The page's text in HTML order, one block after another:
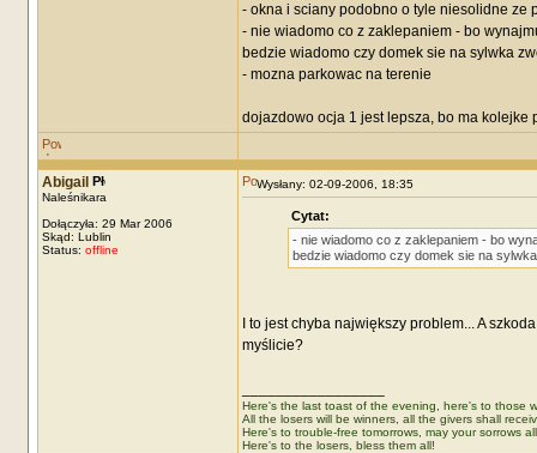
- okna i sciany podobno o tyle niesolidne ze
- nie wiadomo co z zaklepaniem - bo
bedzie wiadomo czy domek sie na sylwka
- mozna parkowac na terenie
dojazdowo ocja 1 jest lepsza, bo ma kolejke
Abigail
Naleśnikara
Dołączyła: 29 Mar 2006
Skąd: Lublin
Status: offline
Wysłany: 02-09-2006, 18:35
Cytat:
- nie wiadomo co z zaklepaniem - bo
bedzie wiadomo czy domek sie na
I to jest chyba największy problem... A
myślicie?
Here's the last toast of the evening, here's to those
All the losers will be winners, all the givers shall
Here's to trouble-free tomorrows, may your sorrows
Here's to the losers, bless them all!